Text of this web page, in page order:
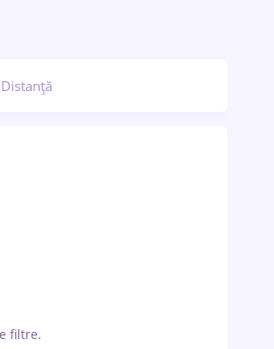
Distanță
filtre.